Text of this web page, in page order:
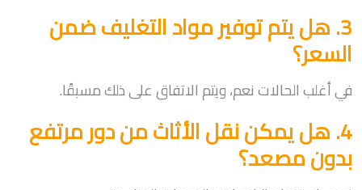
3. هل يتم توفير مواد التغليف ضمن
السعر؟
في أغلب الحالات نعم، ويتم الاتفاق على ذلك مسبقًا.
4. هل يمكن نقل الأثاث من دور مرتفع
بدون مصعد؟